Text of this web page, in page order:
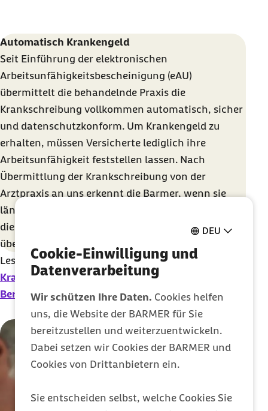
DEU
Cookie-Einwilligung und
Datenverarbeitung
Wir schützen Ihre Daten. Cookies helfen
uns, die Website der BARMER für Sie
bereitzustellen und weiterzuentwickeln.
Dabei setzen wir Cookies der BARMER und
Cookies von Drittanbietern ein.
Sie entscheiden selbst, welche Cookies Sie
Automatisch Krankengeld
Seit Einführung der elektronischen
Arbeitsunfähigkeitsbescheinigung (eAU)
übermittelt die behandelnde Praxis die
Krankschreibung vollkommen automatisch, sicher
und datenschutzkonform. Um Krankengeld zu
erhalten, müssen Versicherte lediglich ihre
Arbeitsunfähigkeit feststellen lassen. Nach
Übermittlung der Krankschreibung von der
Arztpraxis an uns erkennt die Barmer, wenn sie
länger ausfallen, und informiert rechtzeitig über
die weiteren Schritte. Mithilfe des Arbeitgebers
übernimmt die Barmer auch die Berechnung.
Lesen Sie mehr Informationen rund umdas Thema
Krankengeld, Ihren Anspruch und die
Berechnung der Krankengeldhöhe.